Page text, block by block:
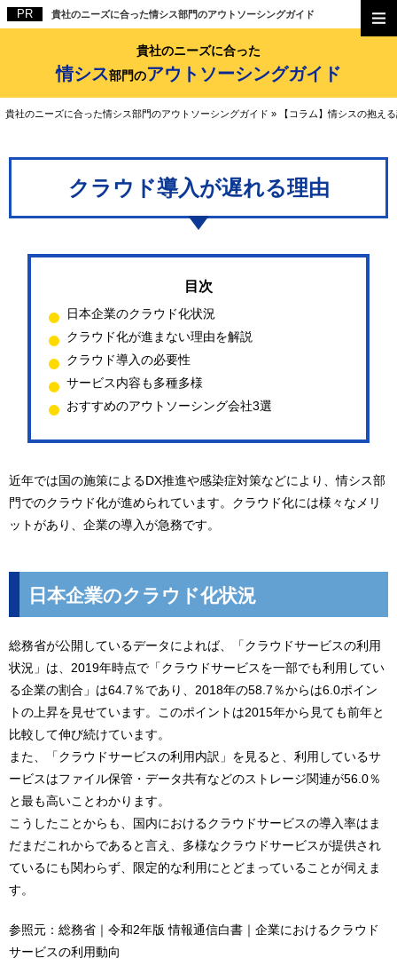
貴社のニーズに合った情シス部門のアウトソーシングガイド
貴社のニーズに合った
情シス部門のアウトソーシングガイド
貴社のニーズに合った情シス部門のアウトソーシングガイド » 【コラム】情シスの抱え
クラウド導入が遅れる理由
日本企業のクラウド化状況
クラウド化が進まない理由を解説
クラウド導入の必要性
サービス内容も多種多様
おすすめのアウトソーシング会社3選
近年では国の施策によるDX推進や感染症対策などにより、情シス部
門でのクラウド化が進められています。クラウド化には様々なメリ
ットがあり、企業の導入が急務です。
日本企業のクラウド化状況
総務省が公開しているデータによれば、「クラウドサービスの利用
状況」は、2019年時点で「クラウドサービスを一部でも利用してい
る企業の割合」は64.7％であり、2018年の58.7％からは6.0ポイン
トの上昇を見せています。このポイントは2015年から見ても前年と
比較して伸び続けています。
また、「クラウドサービスの利用内訳」を見ると、利用しているサ
ービスはファイル保管・データ共有などのストレージ関連が56.0％
と最も高いことわかります。
こうしたことからも、国内におけるクラウドサービスの導入率はま
だまだこれからであると言え、多様なクラウドサービスが提供され
ているにも関わらず、限定的な利用にとどまっていることが伺えま
す。
参照元：総務省｜令和2年版 情報通信白書｜企業におけるクラウド
サービスの利用動向